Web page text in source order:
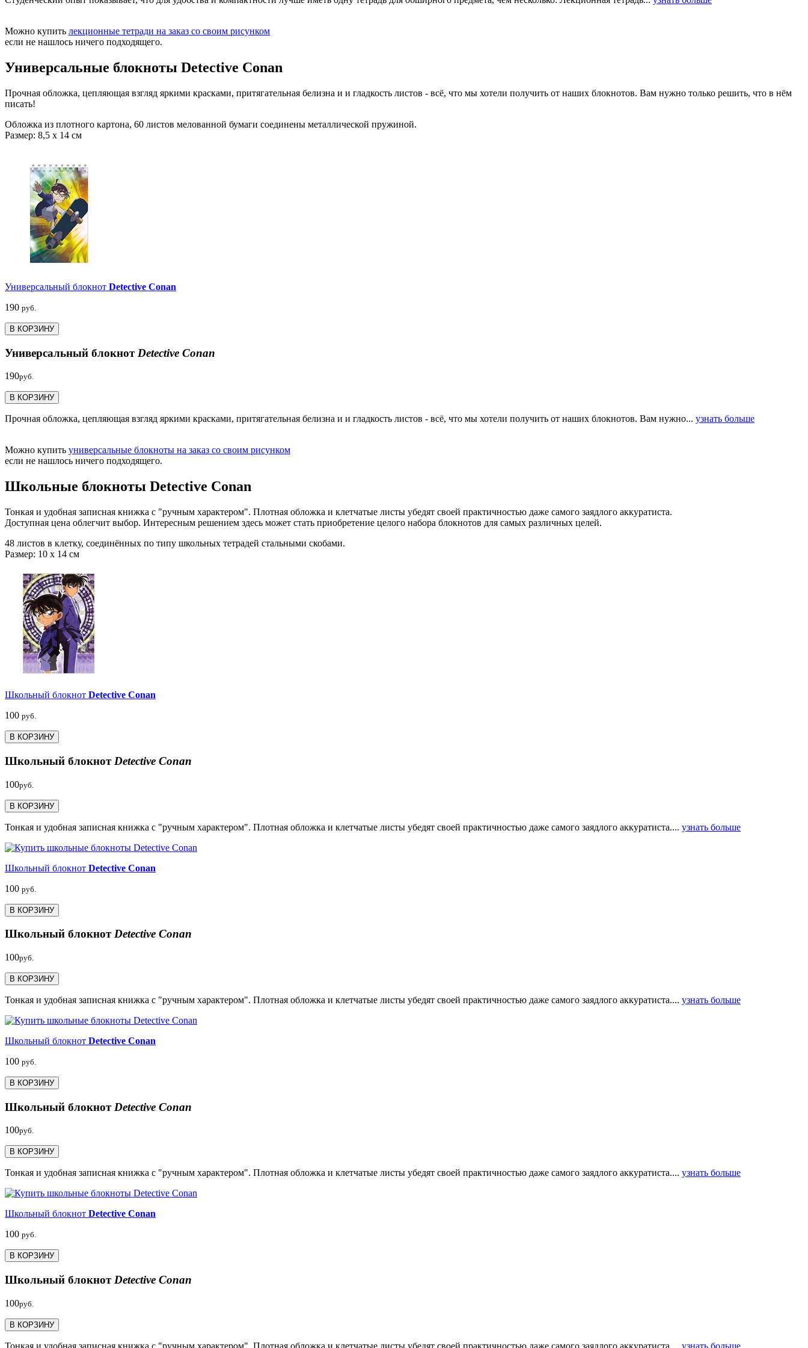
Можно купить лекционные тетради на заказ со своим рисунком
если не нашлось ничего подходящего.
Универсальные блокноты Detective Conan
Прочная обложка, цепляющая взгляд яркими красками, притягательная белизна и и гладкость листов - всё, что мы хотели получить от наших блокнотов. Вам нужно только решить, что в нём
писать!
Обложка из плотного картона, 60 листов мелованной бумаги соединены металлической пружиной.
Размер: 8,5 х 14 см
Универсальный блокнот Detective Conan
190 руб.
В КОРЗИНУ
Универсальный блокнот Detective Conan
190руб.
В КОРЗИНУ
Прочная обложка, цепляющая взгляд яркими красками, притягательная белизна и и гладкость листов - всё, что мы хотели получить от наших блокнотов. Вам нужно... узнать больше
Можно купить универсальные блокноты на заказ со своим рисунком
если не нашлось ничего подходящего.
Школьные блокноты Detective Conan
Тонкая и удобная записная книжка с "ручным характером". Плотная обложка и клетчатые листы убедят своей практичностью даже самого заядлого аккуратиста.
Доступная цена облегчит выбор. Интересным решением здесь может стать приобретение целого набора блокнотов для самых различных целей.
48 листов в клетку, соединённых по типу школьных тетрадей стальными скобами.
Размер: 10 x 14 см
Школьный блокнот Detective Conan
100 руб.
В КОРЗИНУ
Школьный блокнот Detective Conan
100руб.
В КОРЗИНУ
Тонкая и удобная записная книжка с "ручным характером". Плотная обложка и клетчатые листы убедят своей практичностью даже самого заядлого аккуратиста.... узнать больше
Школьный блокнот Detective Conan
100 руб.
В КОРЗИНУ
Школьный блокнотDetective Conan
100руб.
В КОРЗИНУ
Тонкая и удобная записная книжка с "ручным характером". Плотная обложка и клетчатые листы убедят своей практичностью даже самого заядлого аккуратиста.... узнать больше
Школьный блокнот Detective Conan
100 руб.
В КОРЗИНУ
Школьный блокнот Detective Conan
100руб.
В КОРЗИНУ
Тонкая и удобная записная книжка с "ручным характером". Плотная обложка и клетчатые листы убедят своей практичностью даже самого заядлого аккуратиста.... узнать больше
Школьный блокнот Detective Conan
100 руб.
В КОРЗИНУ
Школьный блокнот Detective Conan
100руб.
В КОРЗИНУ
Тонкая и удобная записная книжка с "ручным характером". Плотная обложка и клетчатые листы убедят своей практичностью даже самого заядлого аккуратиста.... узнать больше